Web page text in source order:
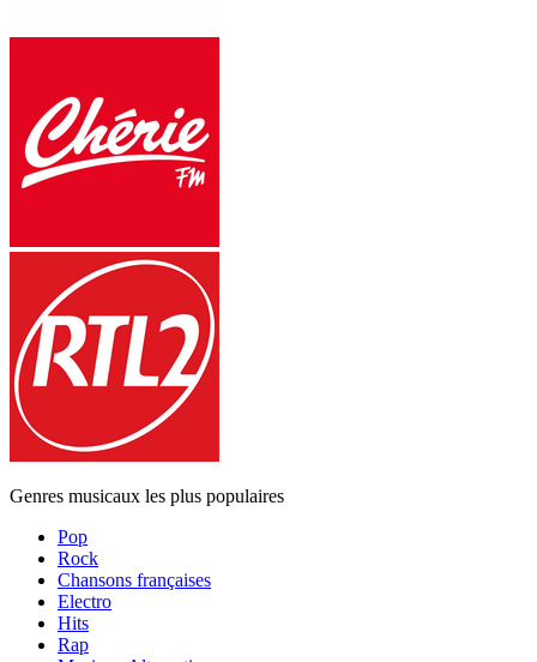
Genres musicaux les plus populaires
Pop
Rock
Chansons françaises
Electro
Hits
Rap